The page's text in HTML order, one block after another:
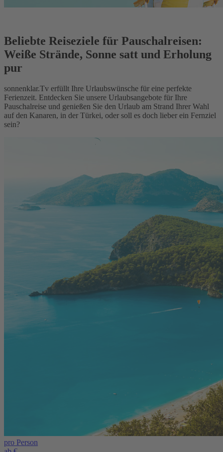
Beliebte Reiseziele für Pauschalreisen:
Weiße Strände, Sonne satt und Erholung
pur
sonnenklar.Tv erfüllt Ihre Urlaubswünsche für eine perfekte
Ferienzeit. Entdecken Sie unsere Urlaubsangebote für Ihre
Pauschalreise und genießen Sie den Urlaub am Strand Ihrer Wahl
auf den Kanaren, in der Türkei, oder soll es doch lieber ein Fernziel
sein?
pro Person